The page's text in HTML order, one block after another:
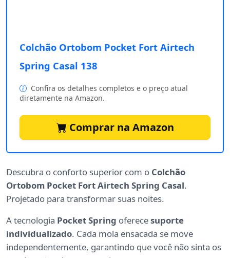
Colchão Ortobom Pocket Fort Airtech
Spring Casal 138
Confira os detalhes completos e o preço atual
diretamente na Amazon.
Comprar na Amazon
Descubra o conforto superior com o Colchão
Ortobom Pocket Fort Airtech Spring Casal.
Projetado para transformar suas noites.
A tecnologia Pocket Spring oferecesuporte
individualizado. Cada mola ensacada se move
independentemente, garantindo que você não sinta os